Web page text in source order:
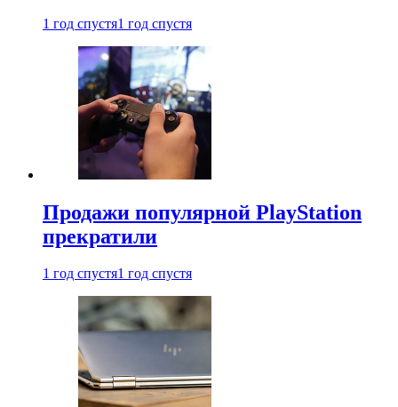
1 год спустя1 год спустя
Продажи популярной PlayStation
прекратили
1 год спустя1 год спустя